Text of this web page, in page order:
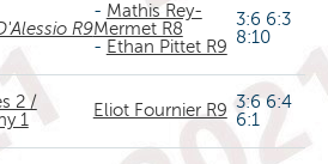
R9
- Mathis Rey-
Mermet R8
- Ethan Pittet R9
3:6 6:3
8:10
2 /
1
Eliot Fournier R9 3:6 6:4
6:1